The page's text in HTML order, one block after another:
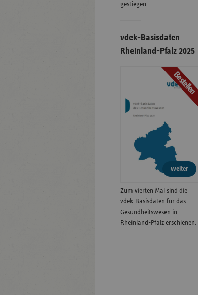
gestiegen
vdek-Basisdaten
Rheinland-Pfalz 2025
Bestellen
weiter
Zum vierten Mal sind die
vdek-Basisdaten für das
Gesundheitswesen in
Rheinland-Pfalz erschienen.